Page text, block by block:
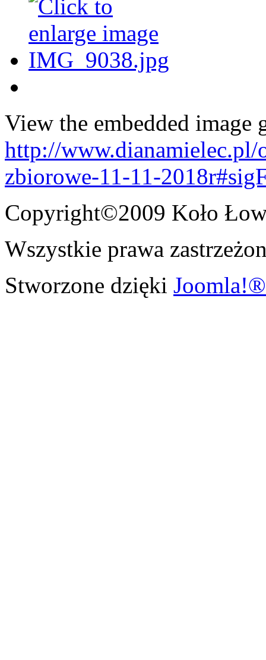
View the embedded image
http://
zbiorowe-11-11-
Copyright©2009 Koło
Wszystkie prawa
Stworzone dzięki Joomla!®